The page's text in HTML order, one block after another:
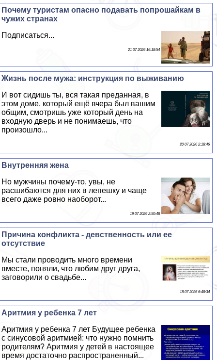
Почему туристам опасно подавать попрошайкам в
чужих странах
Подписаться...
21 07 2026 16:18:54
Жизнь после мужа: инструкция по выживанию
И вот сидишь ты, вся такая преданная, в
этом доме, который ещё вчера был вашим
общим, смотришь уже который день на
входную дверь и не понимаешь, что
произошло...
20 07 2026 2:18:46
Внутренняя жена
Но мужчины почему-то, увы, не
расшибаются для них в лепешку и чаще
всего даже ровно наоборот...
19 07 2026 2:50:48
Причина конфликта - дeвcтвeнность или ее
отсутствие
Мы стали проводить много времени
вместе, поняли, что любим друг друга,
заговорили о свадьбе...
18 07 2026 6:48:34
Аритмия у ребенка 7 лет
Аритмия у ребенка 7 лет Будущее ребенка
с синусовой аритмией: что нужно помнить
родителям? Аритмия у детей в настоящее
время достаточно распространенный...